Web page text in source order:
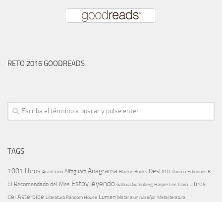
RETO 2016 GOODREADS
TAGS
1001 libros Acantilado Alfaguara Anagrama Blackie Books Destino Duomo Ediciones B
El Recomendado del Mes Estoy leyendo Galaxia Gutenberg Harper Lee Libro Libros
del Asteroide Literatura Random House Lumen Matar a un ruiseñor Metaliteratura